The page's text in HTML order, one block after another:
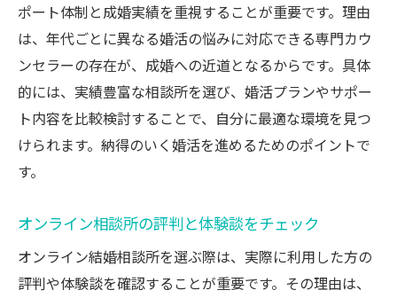
埼玉県で出会いの質を高める方法を伝授
オンライン結婚相談所で出会いの質を向上
婚活バスツアーや自治体イベントの活用法
要注意人物を避けるコツと注意点
評判の良い相談所を見極めるポイント
真剣婚活ならオンライン結婚相談所がおすすめ
真剣な婚活にはオンライン結婚相談所が最
適
ポート体制と成婚実績を重視することが重要です。理由
は、年代ごとに異なる婚活の悩みに対応できる専門カウ
ンセラーの存在が、成婚への近道となるからです。具体
的には、実績豊富な相談所を選び、婚活プランやサポー
ト内容を比較検討することで、自分に最適な環境を見つ
けられます。納得のいく婚活を進めるためのポイントで
す。
オンライン相談所の評判と体験談をチェック
オンライン結婚相談所を選ぶ際は、実際に利用した方の
評判や体験談を確認することが重要です。その理由は、